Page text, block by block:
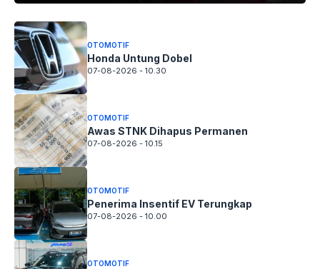
OTOMOTIF
Honda Untung Dobel
07-08-2026 - 10.30
OTOMOTIF
Awas STNK Dihapus Permanen
07-08-2026 - 10.15
OTOMOTIF
Penerima Insentif EV Terungkap
07-08-2026 - 10.00
OTOMOTIF